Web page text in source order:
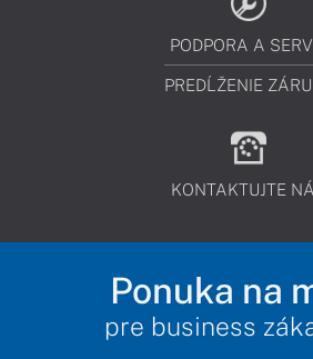
PODPORA A
PREDĹŽENIE
KONTAKTUJTE
Ponuka na
pre business